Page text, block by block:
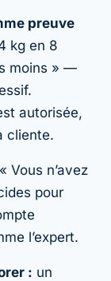
preuve
kg en 8
moins » —
autorisée,
cliente.
« Vous n’avez
pour
l’expert.
: un